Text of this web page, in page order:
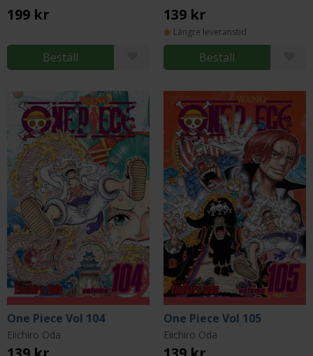
199 kr
Beställ
139 kr
Längre leveranstid
Beställ
One Piece Vol 104
Eiichiro Oda
One Piece Vol 105
Eiichiro Oda